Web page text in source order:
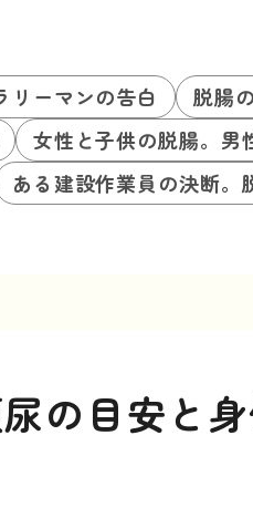
リーマンの告白
脱腸
女性と子供の脱腸。男
ある建設作業員の決断。
の目安と